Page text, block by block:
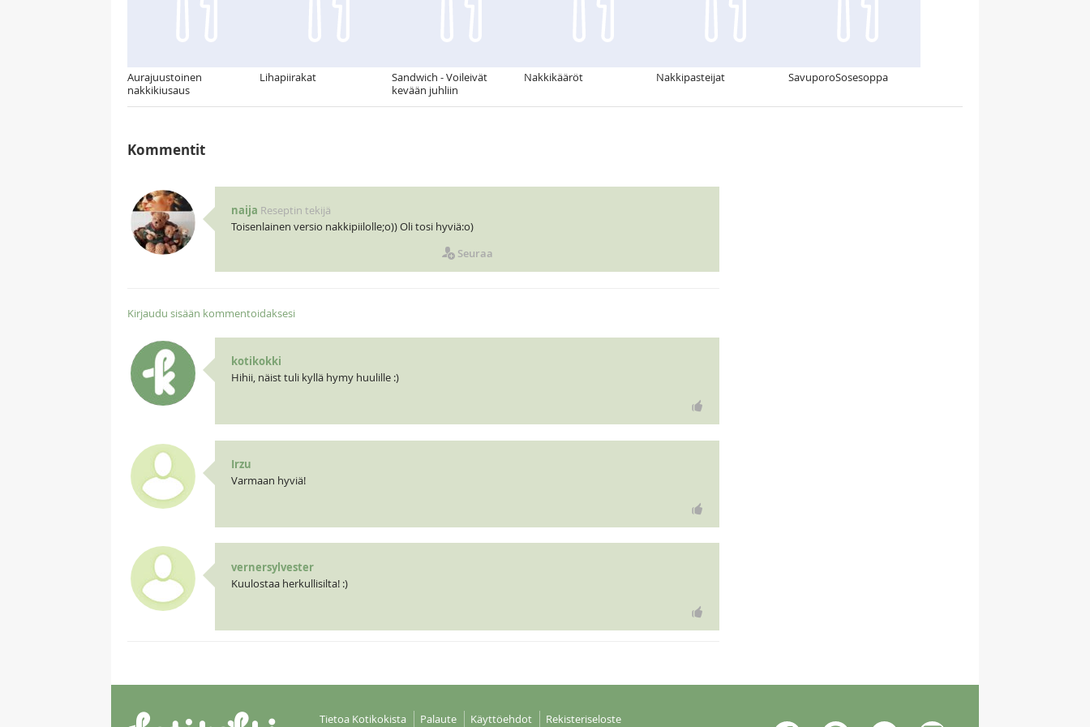
Aurajuustoinen
nakkikiusaus
Lihapiirakat
Sandwich - Voileivät
kevään juhliin
Nakkikääröt Nakkipasteijat SavuporoSosesoppa
Kommentit
naija Reseptin tekijä
Toisenlainen versio nakkipiilolle;o)) Oli tosi hyviä:o)
Seuraa
Kirjaudu sisään kommentoidaksesi
kotikokki
Hihii, näist tuli kyllä hymy huulille :)
Irzu
Varmaan hyviä!
vernersylvester
Kuulostaa herkullisilta! :)
Tietoa Kotikokista Palaute Käyttöehdot Rekisteriseloste